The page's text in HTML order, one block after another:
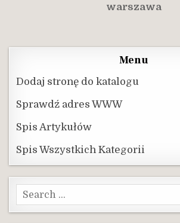
warszawa
Menu
Dodaj stronę do katalogu
Sprawdź adres WWW
Spis Artykułów
Spis Wszystkich Kategorii
Search
for: